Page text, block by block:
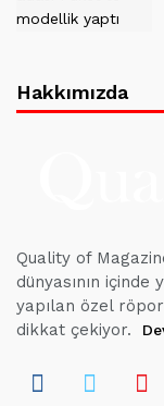
Hakkımızda
Quality of
dünyasının
yapılan özel
dikkat çekiyor.